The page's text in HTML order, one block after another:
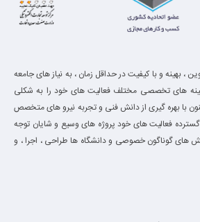
، بهینه و با کیفیت در حداقل زمان ، به نیاز های جامعه
های تخصصی مختلف فعالیت های خود را به شکلی
با بهره گیری از دانش فنی و تجربه نیرو های متخصص
فعالیت های خود پروژه های وسیع و شایان توجه
های گوناگون خصوصی و دانشگاه ها طراحی ، اجرا ، و